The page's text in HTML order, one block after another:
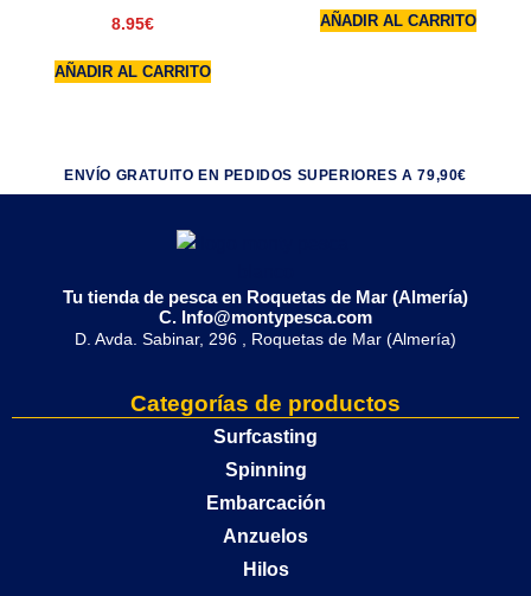
8.95€
AÑADIR AL CARRITO
AÑADIR AL CARRITO
ENVÍO GRATUITO EN PEDIDOS SUPERIORES A 79,90€
Tu tienda de pesca en Roquetas de Mar (Almería)
C. Info@montypesca.com
D. Avda. Sabinar, 296 , Roquetas de Mar (Almería)
Categorías de productos
Surfcasting
Spinning
Embarcación
Anzuelos
Hilos